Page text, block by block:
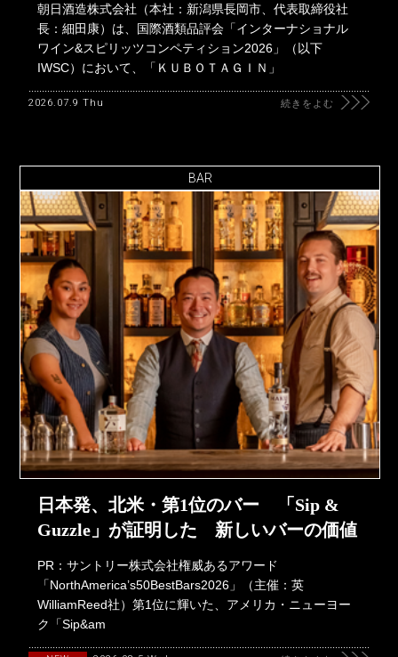
朝日酒造株式会社（本社：新潟県長岡市、代表取締役社
長：細田康）は、国際酒類品評会「インターナショナル
ワイン&スピリッツコンペティション2026」（以下
IWSC）において、「ＫＵＢＯＴＡＧＩＮ」
2026.07.9 Thu 続きをよむ
BAR
日本発、北米・第1位のバー 「Sip &
Guzzle」が証明した 新しいバーの価値
PR：サントリー株式会社権威あるアワード
「NorthAmerica’s50BestBars2026」（主催：英
WilliamReed社）第1位に輝いた、アメリカ・ニューヨー
ク「Sip&am